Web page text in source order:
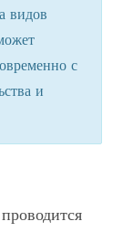
видов
с
и
проводится